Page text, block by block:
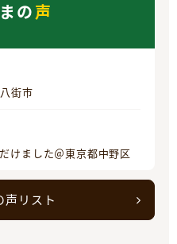
の声
街市
けました＠東京都中野区
声リスト